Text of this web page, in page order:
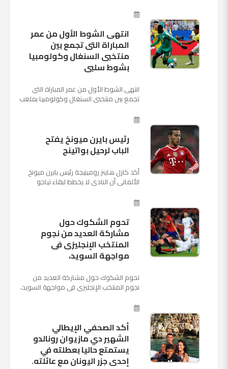
"كريستوفسك...
انتهى الشوط الأول من عمر
المباراة التى تجمع بين
منتخبى السنغال وكولومبيا
بشوط سلبى
انتهى الشوط الأول من عمر المباراة التى
تجمع بين منتخبى السنغال وكولومبيا بملعب
الثالثة والأ...
رئيس بايرن ميونخ يفتح
الباب لرحيل بواتينج
أكد كارل هاينز رومينيجة رئيس بايرن ميونخ
الألمانى أن النادى لا يخطط لبقاء تياجو
وأنه سيستم...
تحوم الشكوك حول
مشاركة العديد من نجوم
المنتخب الإنجليزى فى
مواجهة السويد،
تحوم الشكوك حول مشاركة العديد من
نجوم المنتخب الإنجليزى فى مواجهة السويد،
ملعب "كوزموس آ...
أكد الصحفي الإيطالي
الشهير دي مازيوان رونالدو
يستمتع حاليا بعطلته في
إحدى جزر اليونان مع عائلته.